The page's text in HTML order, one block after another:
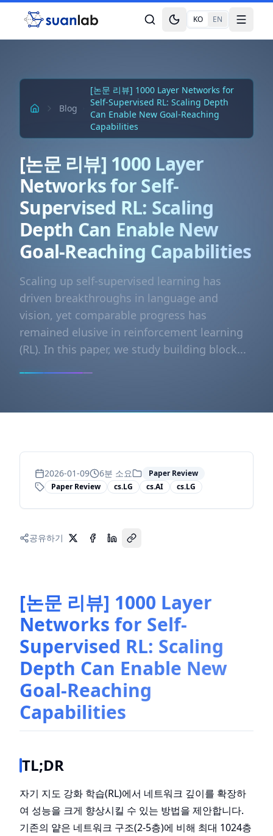
본문으로 건너뛰기
Toggle theme
KO EN Toggle
Blog
[논문 리뷰] 1000 Layer Networks for
Self-Supervised RL: Scaling Depth
Can Enable New Goal-Reaching
Capabilities
[논문 리뷰] 1000 Layer
Networks for Self-
Supervised RL: Scaling
Depth Can Enable New
Goal-Reaching Capabilities
Scaling up self-supervised learning has
driven breakthroughs in language and
vision, yet comparable progress has
remained elusive in reinforcement learning
(RL). In this paper, we study building block...
2026-01-09 6분 소요
Paper Review
Paper Review
cs.LG cs.AI cs.LG
공유하기
[논문 리뷰] 1000 Layer
Networks for Self-
Supervised RL: Scaling
Depth Can Enable New
Goal-Reaching
Capabilities
TL;DR
자기 지도 강화 학습(RL)에서 네트워크 깊이를 확장하
여 성능을 크게 향상시킬 수 있는 방법을 제안합니다.
기존의 얕은 네트워크 구조(2-5층)에 비해 최대 1024층